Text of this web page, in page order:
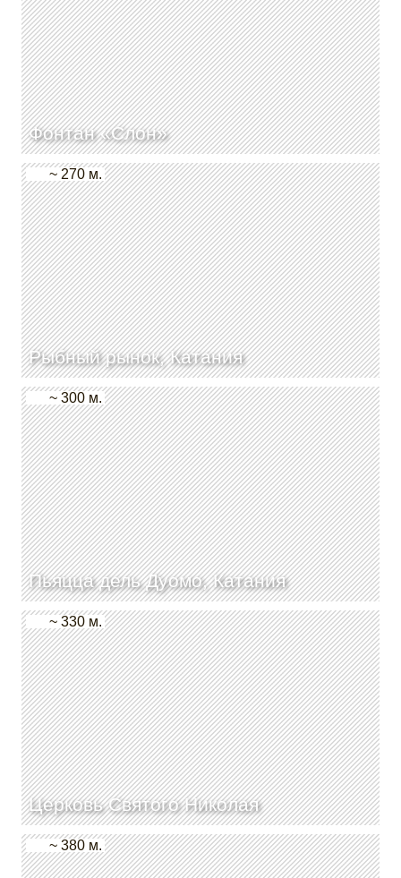
Фонтан «Слон»
Рыбный рынок, Катания
~ 270 м.
Пьяцца дель Дуомо, Катания
~ 300 м.
Церковь Святого Николая
~ 330 м.
~ 380 м.